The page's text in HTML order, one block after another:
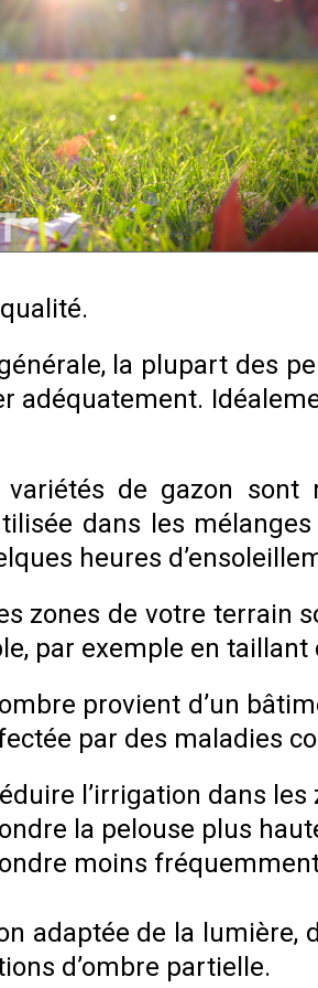
la plupart des
adéquatement.
variétés de gazon sont
dans les
heures
zones de votre terrain
par exemple en
provient d’un
par des maladies
l’irrigation dans les
la pelouse plus
moins
adaptée de la lumière,
d’ombre partielle.